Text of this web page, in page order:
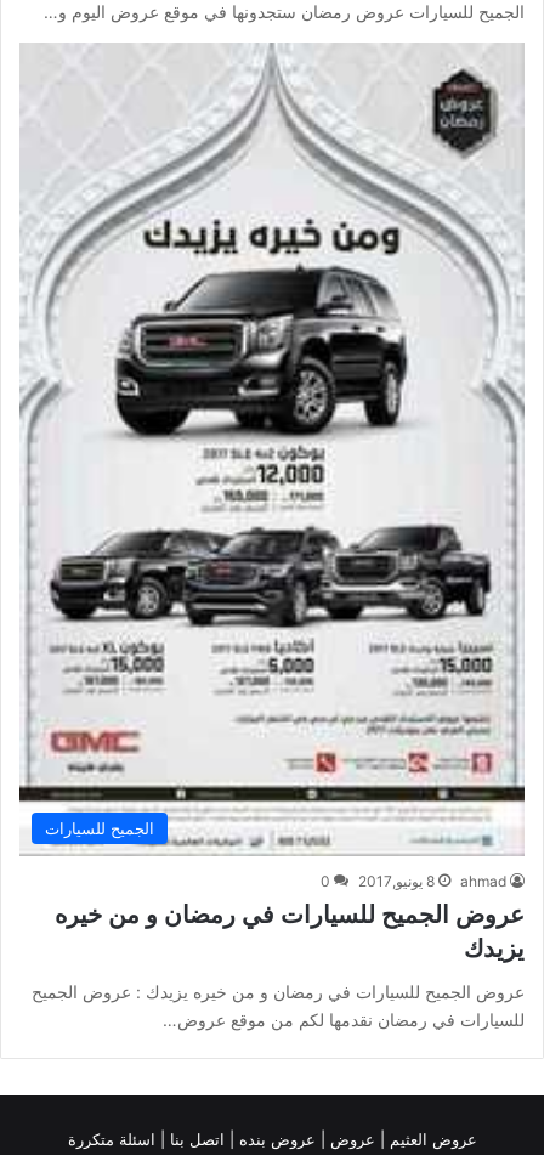
الجميح للسيارات عروض رمضان ستجدونها في موقع عروض اليوم و…
الجميح للسيارات
ahmad 8 يونيو,2017 0
عروض الجميح للسيارات في رمضان و من خيره
يزيدك
عروض الجميح للسيارات في رمضان و من خيره يزيدك : عروض الجميح
للسيارات في رمضان نقدمها لكم من موقع عروض…
عروض العثيم عروض عروض بنده | اتصل بنا | اسئلة متكررة